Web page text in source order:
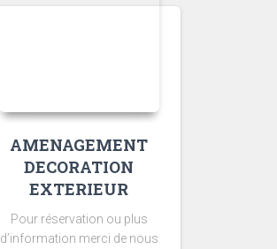
AMENAGEMENT
DECORATION
EXTERIEUR
Pour réservation ou plus
d’information merci de nous